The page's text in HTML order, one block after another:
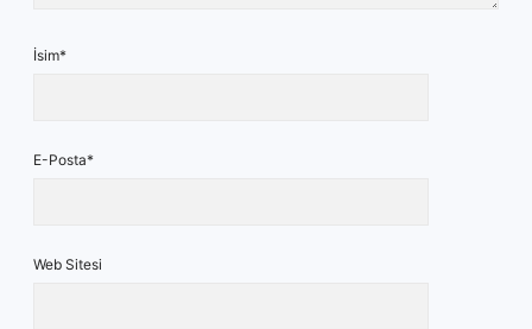
İsim*
E-Posta*
Web Sitesi